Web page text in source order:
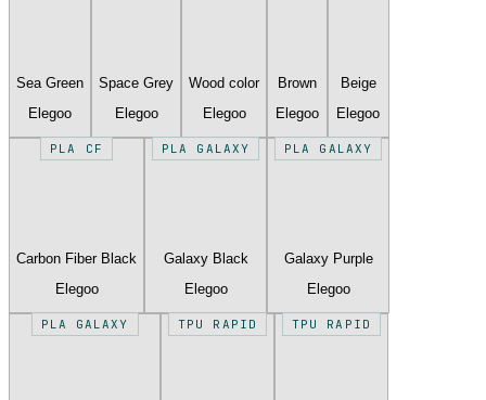
Sea Green
Elegoo
Space Grey
Elegoo
Wood color
Elegoo
Brown
Elegoo
Beige
Elegoo
PLA CF
Carbon Fiber Black
Elegoo
PLA GALAXY
Galaxy Black
Elegoo
PLA GALAXY
Galaxy Purple
Elegoo
PLA GALAXY TPU RAPID TPU RAPID